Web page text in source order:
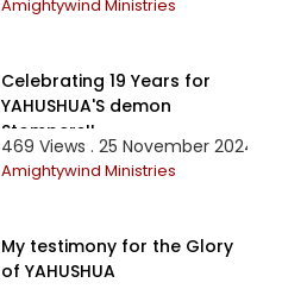
Amightywind Ministries
Celebrating 19 Years for
YAHUSHUA'S demon
Stompers!!
469 Views . 25 November 2024
Amightywind Ministries
My testimony for the Glory
of YAHUSHUA